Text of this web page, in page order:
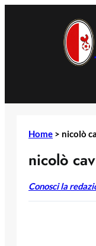
Home > nicolò
nicolò
Conosci la